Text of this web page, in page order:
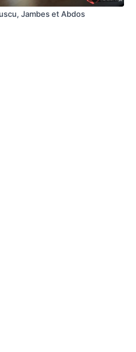
Jambes et Abdos